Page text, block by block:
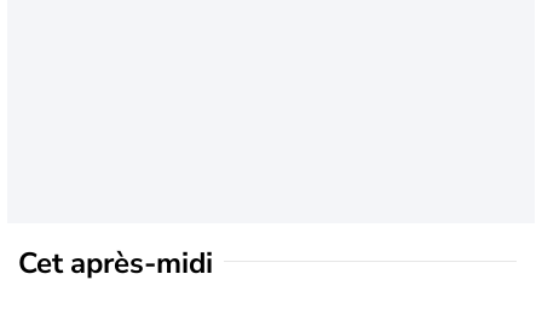
Cet après-midi